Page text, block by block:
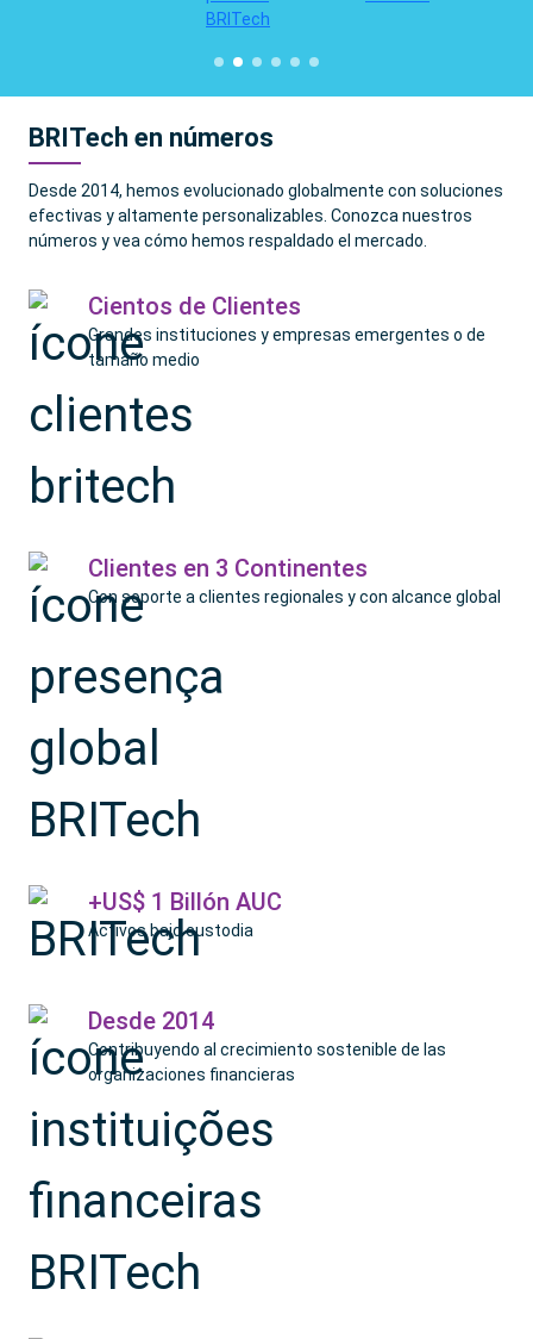
BRITech en números
Desde 2014, hemos evolucionado globalmente con soluciones
efectivas y altamente personalizables. Conozca nuestros
números y vea cómo hemos respaldado el mercado.
Cientos de Clientes
Grandes instituciones y empresas emergentes o de
tamaño medio
Clientes en 3 Continentes
Con soporte a clientes regionales y con alcance global
+US$ 1 Billón AUC
Activos bajo custodia
Desde 2014
Contribuyendo al crecimiento sostenible de las
organizaciones financieras